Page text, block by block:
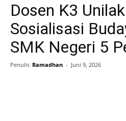
Dosen K3
Sosialisasi
SMK Negeri 5
Penulis Ramadhan - Juni 9, 2026